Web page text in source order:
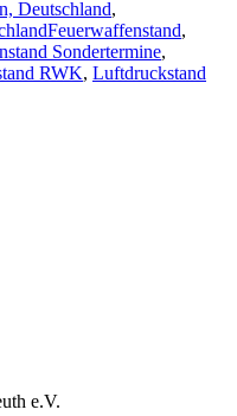
Deutschland,
Feuerwaffenstand,
Sondertermine,
RWK, Luftdruckstand
e.V.